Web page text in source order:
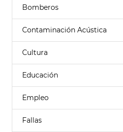
Bomberos
Contaminación Acústica
Cultura
Educación
Empleo
Fallas